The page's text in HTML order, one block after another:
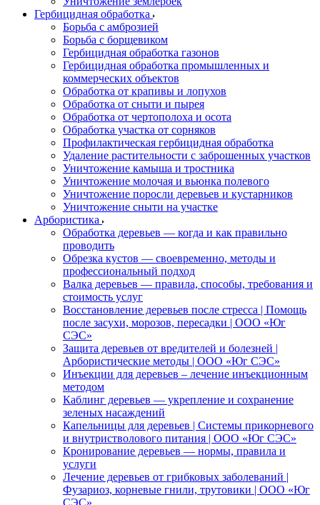
Гербицидная обработка
Борьба с амброзией
Борьба с борщевиком
Гербицидная обработка газонов
Гербицидная обработка промышленных и
коммерческих объектов
Обработка от крапивы и лопухов
Обработка от сныти и пырея
Обработка от чертополоха и осота
Обработка участка от сорняков
Профилактическая гербицидная обработка
Удаление растительности с заброшенных участков
Уничтожение камыша и тростника
Уничтожение молочая и вьюнка полевого
Уничтожение поросли деревьев и кустарников
Уничтожение сныти на участке
Арбористика
Обработка деревьев — когда и как правильно
проводить
Обрезка кустов — своевременно, методы и
профессиональный подход
Валка деревьев — правила, способы, требования и
стоимость услуг
Восстановление деревьев после стресса | Помощь
после засухи, морозов, пересадки | ООО «Юг
СЭС»
Защита деревьев от вредителей и болезней |
Арбористические методы | ООО «Юг СЭС»
Инъекции для деревьев – лечение инъекционным
методом
Каблинг деревьев — укрепление и сохранение
зеленых насаждений
Капельницы для деревьев | Системы прикорневого
и внутристволового питания | ООО «Юг СЭС»
Кронирование деревьев — нормы, правила и
услуги
Лечение деревьев от грибковых заболеваний |
Фузариоз, корневые гнили, трутовики | ООО «Юг
СЭС»